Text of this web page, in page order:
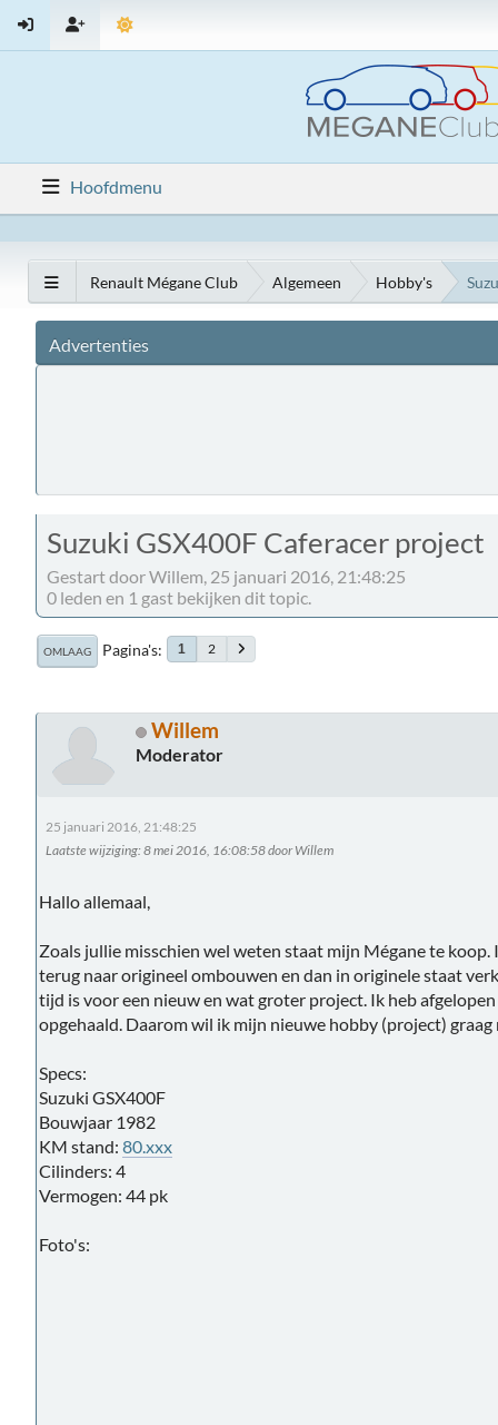
Hoofdmenu
Renault Mégane Club Algemeen Hobby's
Advertenties
Suzuki GSX400F Caferacer project
Gestart door Willem, 25 januari 2016, 21:48:25
0 leden en 1 gast bekijken dit topic.
OMLAAG Pagina's 1 2
Willem
Moderator
25 januari 2016, 21:48:25
Laatste wijziging: 8 mei 2016, 16:08:58 door Willem
Hallo allemaal,
Zoals jullie misschien wel weten staat mijn Mégane te
terug naar origineel ombouwen en dan in originele staat
tijd is voor een nieuw en wat groter project. Ik heb
opgehaald. Daarom wil ik mijn nieuwe hobby (project)
Specs:
Suzuki GSX400F
Bouwjaar 1982
KM stand: 80.xxx
Cilinders: 4
Vermogen: 44 pk
Foto's: